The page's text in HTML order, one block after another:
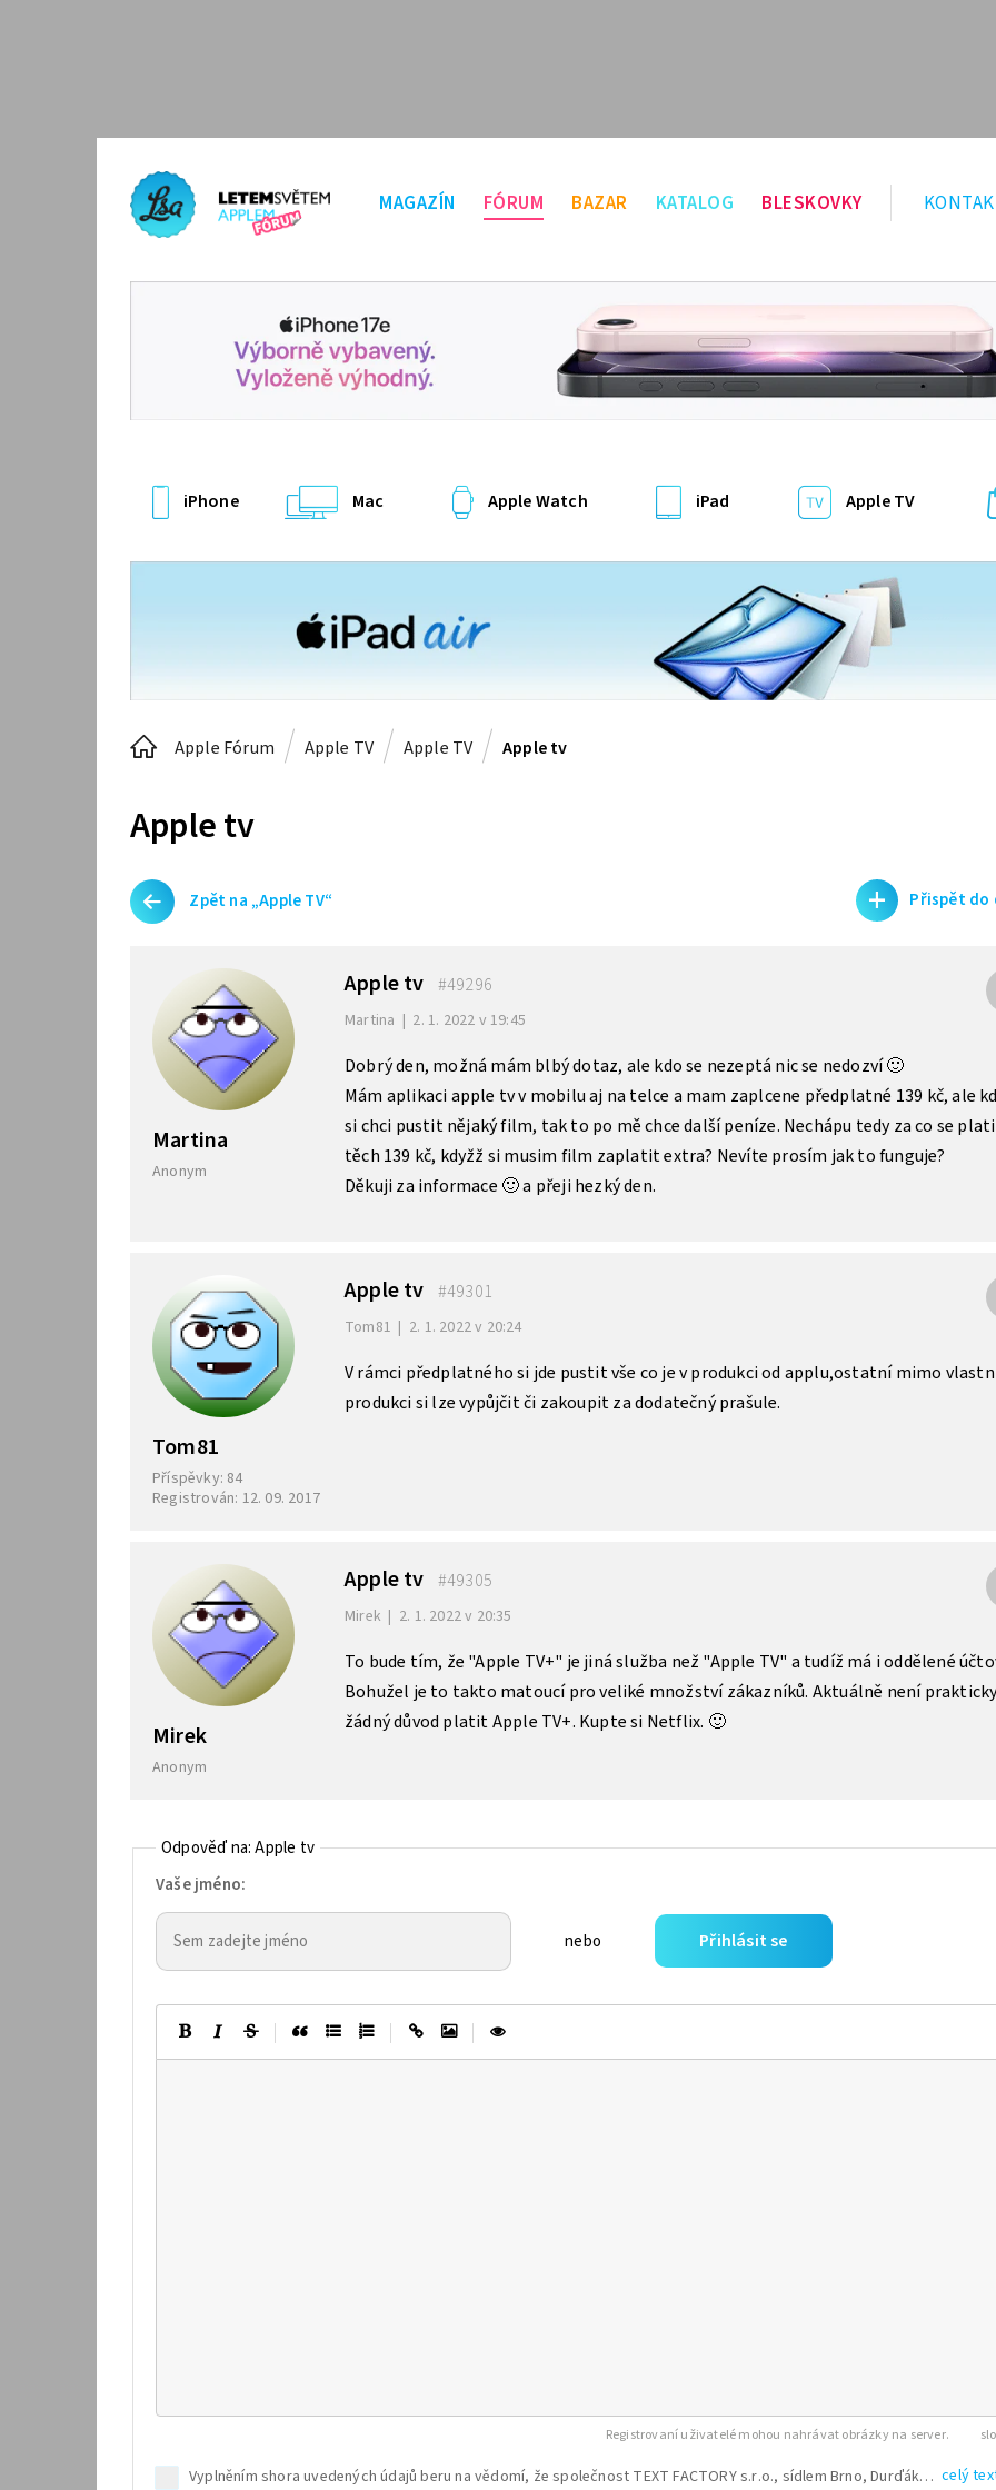
MAGAZÍN FÓRUM BAZAR KATALOG BLESKOVKY
iPhone Mac Apple Watch iPad Apple TV
Apple Fórum Apple TV Apple TV Apple tv
Apple tv
Zpět na „Apple TV“ + Přispět do
Martina
Anonym
Apple tv #49296
Martina | 2. 1. 2022 v 19:45
Dobrý den, možná mám blbý dotaz, ale kdo se nezeptá nic se nedozví 🙂
Mám aplikaci apple tv v mobilu aj na telce a mam zaplcene předplatné 139 kč, ale
si chci pustit nějaký film, tak to po mě chce další peníze. Nechápu tedy za co se plati
těch 139 kč, kdyžž si musim film zaplatit extra? Nevíte prosím jak to funguje?
Děkuji za informace 🙂 a přeji hezký den.
Tom81
Příspěvky: 84
Registrován: 12. 09. 2017
Apple tv #49301
Tom81 | 2. 1. 2022 v 20:24
V rámci předplatného si jde pustit vše co je v produkci od applu,ostatní mimo
produkci si lze vypůjčit či zakoupit za dodatečný prašule.
Mirek
Anonym
Apple tv #49305
Mirek | 2. 1. 2022 v 20:35
To bude tím, že "Apple TV+" je jiná služba než "Apple TV" a tudíž má i oddělené
Bohužel je to takto matoucí pro veliké množství zákazníků. Aktuálně není
žádný důvod platit Apple TV+. Kupte si Netflix. 🙂
Odpověď na: Apple tv
Vaše jméno:
nebo Přihlásit se
Registrovaní uživatelé mohou nahrávat obrázky na server.
celý